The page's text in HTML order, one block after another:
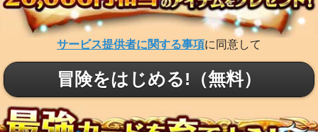
サービス提供者に関する事項に同意して
冒険をはじめる!（無料）